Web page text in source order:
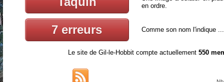
en ordre.
7 erreurs Comme son nom l'indique ...
Le site de Gil-le-Hobbit compte actuellement 550